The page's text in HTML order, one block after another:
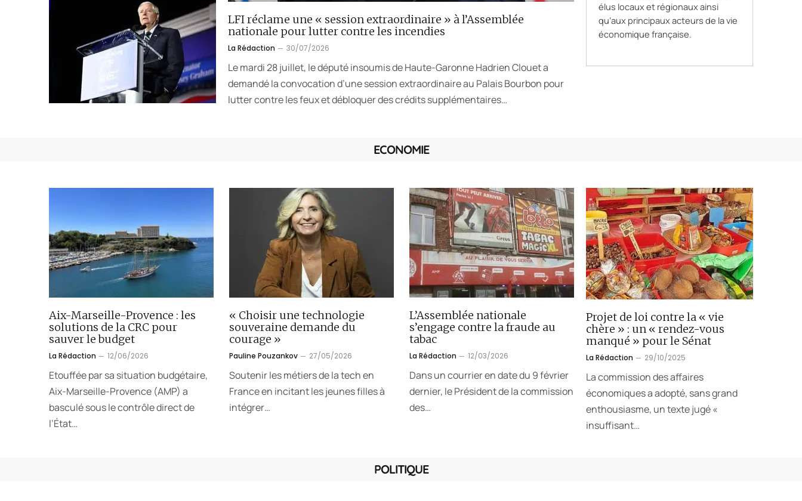
LFI réclame une « session extraordinaire » à l’Assemblée
nationale pour lutter contre les incendies
La Rédaction 30/07/2026
Le mardi 28 juillet, le député insoumis de Haute-Garonne Hadrien Clouet a
demandé la convocation d’une session extraordinaire au Palais Bourbon pour
lutter contre les feux et débloquer des crédits supplémentaires…
élus locaux et régionaux ainsi
qu’aux principaux acteurs de la vie
économique française.
ECONOMIE
Aix-Marseille-Provence : les
solutions de la CRC pour
sauver le budget
La Rédaction 12/06/2026
Etouffée par sa situation budgétaire,
Aix-Marseille-Provence (AMP) a
basculé sous le contrôle direct de
l’État…
« Choisir une technologie
souveraine demande du
courage »
Pauline Pouzankov 27/05/2026
Soutenir les métiers de la tech en
France en incitant les jeunes filles à
intégrer…
L’Assemblée nationale
s’engage contre la fraude au
tabac
La Rédaction 12/03/2026
Dans un courrier en date du 9 février
dernier, le Président de la commission
des…
Projet de loi contre la « vie
chère » : un « rendez-vous
manqué » pour le Sénat
La Rédaction 29/10/2025
La commission des affaires
économiques a adopté, sans grand
enthousiasme, un texte jugé «
insuffisant…
POLITIQUE